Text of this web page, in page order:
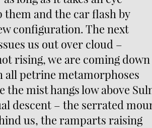
them and the car flash by
configuration. The next
us out over cloud –
rising, we are coming down
all petrine metamorphoses
the mist hangs low above
descent – the serrated
us, the ramparts raising